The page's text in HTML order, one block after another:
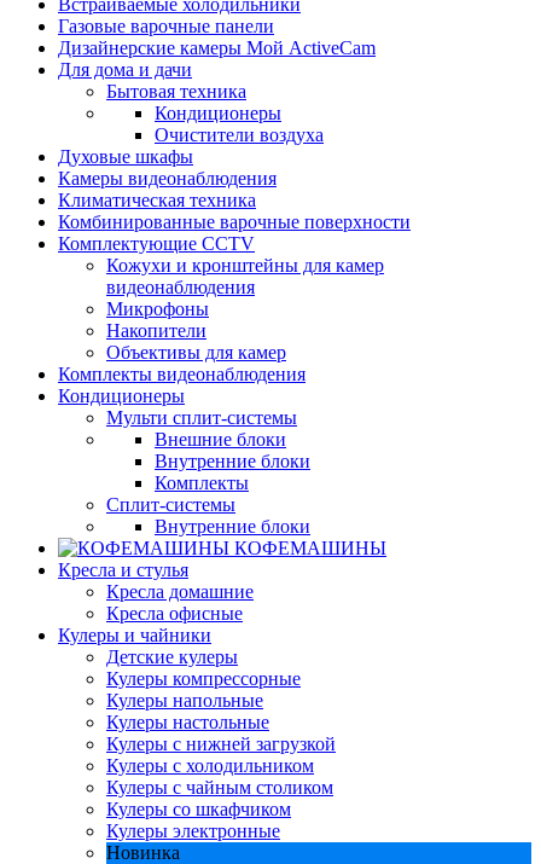
Встраиваемые холодильники
Газовые варочные панели
Дизайнерские камеры Мой ActiveCam
Для дома и дачи
Бытовая техника
Кондиционеры
Очистители воздуха
Духовые шкафы
Камеры видеонаблюдения
Климатическая техника
Комбинированные варочные поверхности
Комплектующие CCTV
Кожухи и кронштейны для камер
видеонаблюдения
Микрофоны
Накопители
Объективы для камер
Комплекты видеонаблюдения
Кондиционеры
Мульти сплит-системы
Внешние блоки
Внутренние блоки
Комплекты
Сплит-системы
Внутренние блоки
КОФЕМАШИНЫ
Кресла и стулья
Кресла домашние
Кресла офисные
Кулеры и чайники
Детские кулеры
Кулеры компрессорные
Кулеры напольные
Кулеры настольные
Кулеры с нижней загрузкой
Кулеры с холодильником
Кулеры с чайным столиком
Кулеры со шкафчиком
Кулеры электронные
Новинка